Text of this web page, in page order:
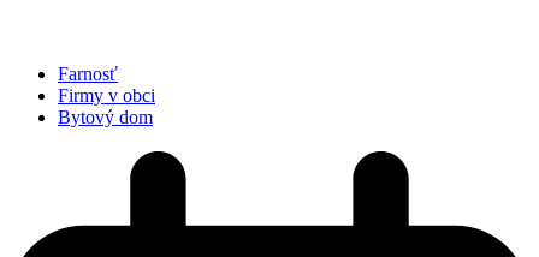
Farnosť
Firmy v obci
Bytový dom